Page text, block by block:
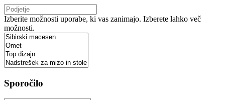
Izberite možnosti uporabe, ki vas zanimajo. Izberete lahko več
možnosti.
Sporočilo